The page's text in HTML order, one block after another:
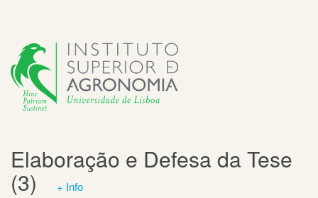
Elaboração e Defesa da Tese
(3) + Info